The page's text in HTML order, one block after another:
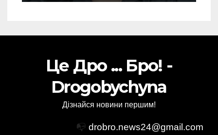
Це Дро ... Бро! -
Drogobychyna
Дізнайся новини першим!
📭 drobro.news24@gmail.com